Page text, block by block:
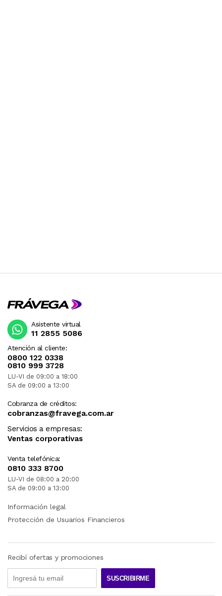
Atención al cliente:
0800 122 0338
0810 999 3728
LU-VI de 09:00 a 18:00
SA de 09:00 a 13:00
Cobranza de créditos:
cobranzas@fravega.com.ar
Servicios a empresas:
Ventas corporativas
Venta telefónica:
0810 333 8700
LU-VI de 08:00 a 20:00
SA de 09:00 a 13:00
Asistente virtual
11 2855 5086
Información legal
Protección de Usuarios Financieros
Recibí ofertas y promociones
SUSCRIBIRME